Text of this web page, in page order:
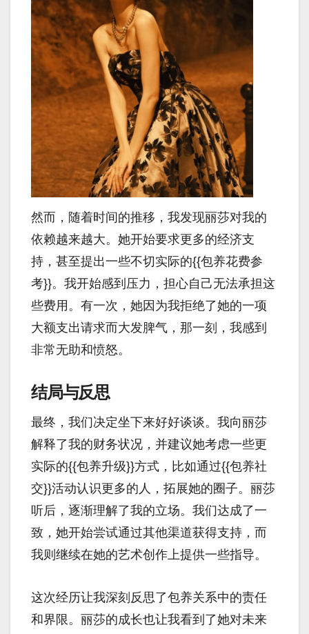
然而，随着时间的推移，我发现丽莎对我的
依赖越来越大。她开始要求更多的经济支
持，甚至提出一些不切实际的{{包养花费参
考}}。我开始感到压力，担心自己无法承担这
些费用。有一次，她因为我拒绝了她的一项
大额支出请求而大发脾气，那一刻，我感到
非常无助和愤怒。
结局与反思
最终，我们决定坐下来好好谈谈。我向丽莎
解释了我的财务状况，并建议她考虑一些更
实际的{{包养升级}}方式，比如通过{{包养社
交}}活动认识更多的人，拓展她的圈子。丽莎
听后，逐渐理解了我的立场。我们达成了一
致，她开始尝试通过其他渠道获得支持，而
我则继续在她的艺术创作上提供一些指导。
这次经历让我深刻反思了包养关系中的责任
和界限。丽莎的成长也让我看到了她对未来